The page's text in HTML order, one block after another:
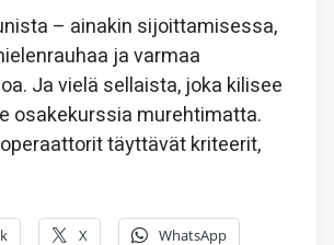
– ainakin sijoittamisessa,
ja varmaa
Ja vielä sellaista, joka kilisee
osakekurssia murehtimatta.
täyttävät kriteerit,
X WhatsApp